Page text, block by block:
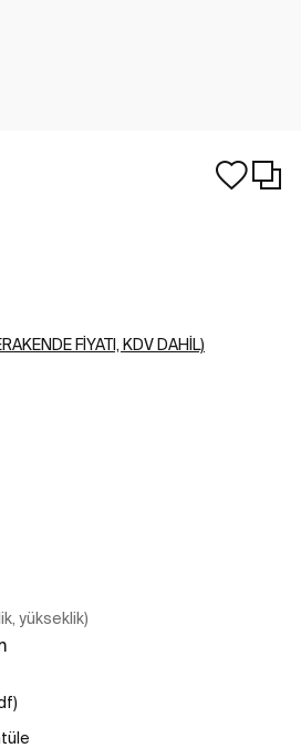
FIYATI, KDV DAHIL)
yükseklik)